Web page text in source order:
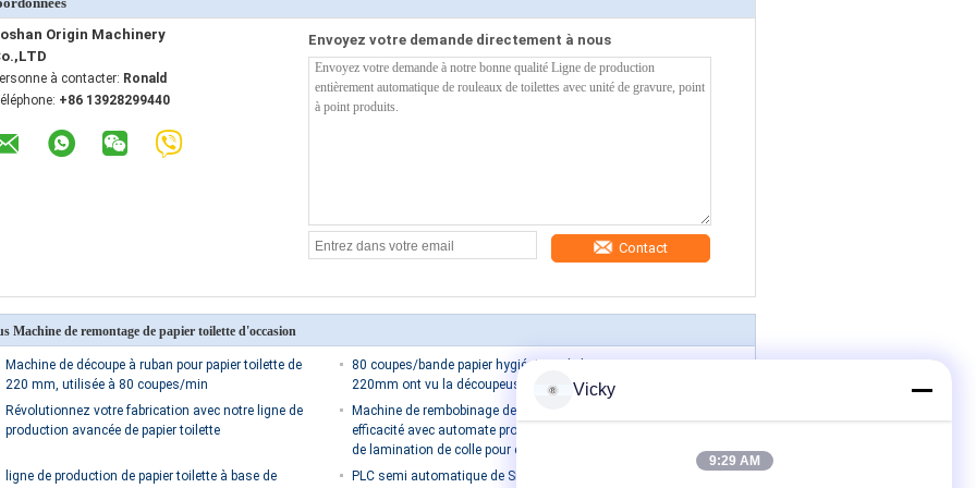
Origin Machinery
à contacter: Ronald
+86 13928299440
Envoyez votre demande directement à nous
Contact
Machine de remontage de papier toilette d'occasion
Machine de découpe à ruban pour papier toilette de
220 mm, utilisée à 80 coupes/min
80 coupes/bande papier hygiénique de la minute
220mm ont vu la découpeuse
Révolutionnez votre fabrication avec notre ligne de
production avancée de papier toilette
Machine de rembobinage de papier toilette à haute
efficacité avec automate programmable (PLC) et unité
de lamination de colle pour essuie-tout de cuisine
ligne de production de papier toilette à base de
PLC semi automatique de Simen de machine de
Vicky
9:29 AM